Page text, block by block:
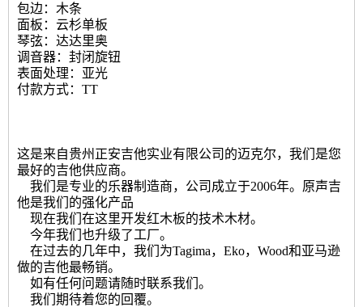
包边：木条
面板：云杉单板
琴弦：达达里奥
调音器：封闭旋钮
表面处理：亚光
付款方式：TT
这是来自贵州正安吉他实业有限公司的迈克尔，我们是您
最好的吉他供应商。
我们是专业的乐器制造商，公司成立于2006年。原声吉
他是我们的强化产品
现在我们在这里开发红木板的技术木材。
今年我们也升级了工厂。
在过去的几年中，我们为Tagima，Eko，Wood和亚马逊
做的吉他最畅销。
如有任何问题请随时联系我们。
我们期待着您的回覆。